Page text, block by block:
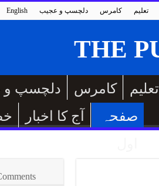
English دلچسپ و عجیب کامرس تعلیم
دلچسپ و کامرس تعلیم
آج کا اخبار
صفحہ